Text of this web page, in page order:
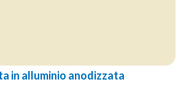
in alluminio anodizzata